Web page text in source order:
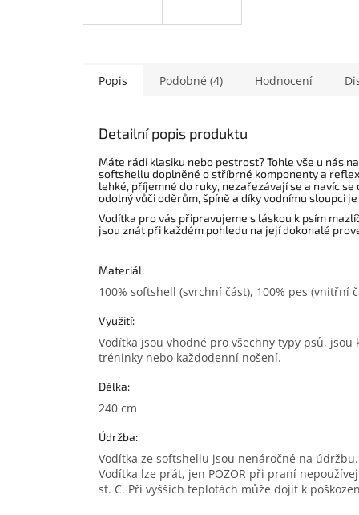
Popis Podobné (4) Hodnocení
Detailní popis produktu
Máte rádi klasiku nebo pestrost? Tohle vše u nás
softshellu doplněné o stříbrné komponenty a
lehké, příjemné do ruky, nezařezávají se a navíc
odolný vůči oděrům, špíně a díky vodnímu sloupci
Vodítka pro vás připravujeme s láskou k psím
jsou znát při každém pohledu na její dokonalé
Materiál:
100% softshell (svrchní část), 100% pes (vnitřní
Využití:
Vodítka jsou vhodné pro všechny typy psů,
tréninky nebo každodenní nošení.
Délka:
240 cm
Údržba:
Vodítka ze softshellu jsou nenáročné na údržbu.
Vodítka lze prát, jen POZOR při praní
st. C. Při vyšších teplotách může dojít k